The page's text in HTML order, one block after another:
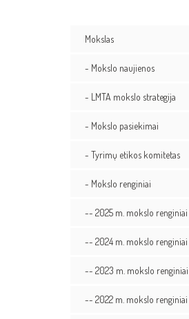
Mokslas
- Mokslo naujienos
- LMTA mokslo strategija
- Mokslo pasiekimai
- Tyrimų etikos komitetas
- Mokslo renginiai
-- 2025 m. mokslo renginiai
-- 2024 m. mokslo renginiai
-- 2023 m. mokslo renginiai
-- 2022 m. mokslo renginiai